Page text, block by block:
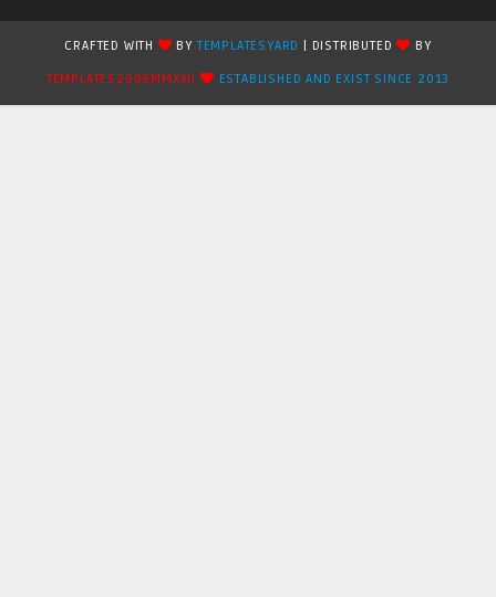
CRAFTED WITH BYTEMPLATESYARD | DISTRIBUTED
BY
TEMPLATES2909MMXXII
ESTABLISHED AND EXIST SINCE 2013